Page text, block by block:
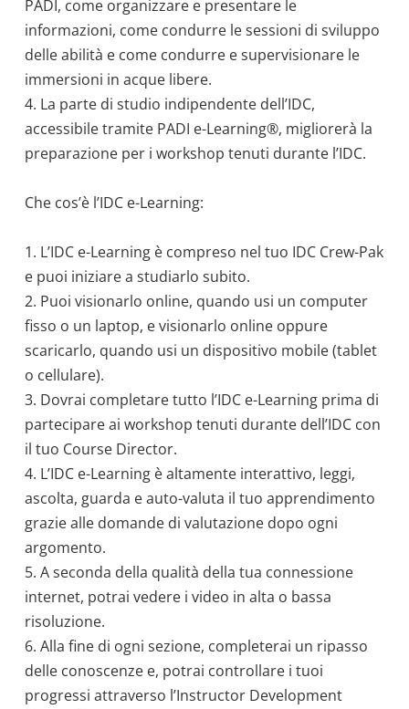
PADI, come organizzare e presentare le
informazioni, come condurre le sessioni di sviluppo
delle abilità e come condurre e supervisionare le
immersioni in acque libere.
4. La parte di studio indipendente dell’IDC,
accessibile tramite PADI e-Learning®, migliorerà la
preparazione per i workshop tenuti durante l’IDC.
Che cos’è l’IDC e-Learning:
1. L’IDC e-Learning è compreso nel tuo IDC Crew-Pak
e puoi iniziare a studiarlo subito.
2. Puoi visionarlo online, quando usi un computer
fisso o un laptop, e visionarlo online oppure
scaricarlo, quando usi un dispositivo mobile (tablet
o cellulare).
3. Dovrai completare tutto l’IDC e-Learning prima di
partecipare ai workshop tenuti durante dell’IDC con
il tuo Course Director.
4. L’IDC e-Learning è altamente interattivo, leggi,
ascolta, guarda e auto-valuta il tuo apprendimento
grazie alle domande di valutazione dopo ogni
argomento.
5. A seconda della qualità della tua connessione
internet, potrai vedere i video in alta o bassa
risoluzione.
6. Alla fine di ogni sezione, completerai un ripasso
delle conoscenze e, potrai controllare i tuoi
progressi attraverso l’Instructor Development